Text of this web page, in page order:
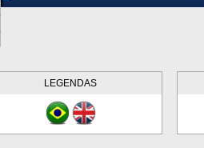
LEGENDAS